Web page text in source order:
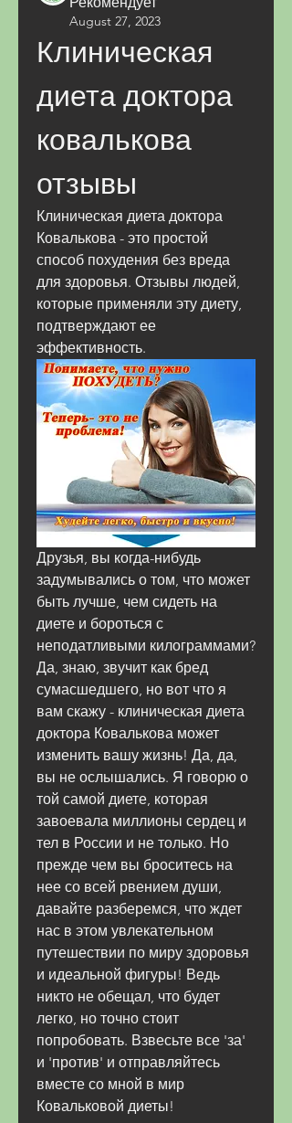
August 27, 2023
Клиническая
диета доктора
ковалькова
отзывы
Клиническая диета доктора
Ковалькова - это простой
способ похудения без вреда
для здоровья. Отзывы людей,
которые применяли эту диету,
подтверждают ее
эффективность.
Друзья, вы когда-нибудь
задумывались о том, что может
быть лучше, чем сидеть на
диете и бороться с
неподатливыми килограммами?
Да, знаю, звучит как бред
сумасшедшего, но вот что я
вам скажу - клиническая диета
доктора Ковалькова может
изменить вашу жизнь! Да, да,
вы не ослышались. Я говорю о
той самой диете, которая
завоевала миллионы сердец и
тел в России и не только. Но
прежде чем вы броситесь на
нее со всей рвением души,
давайте разберемся, что ждет
нас в этом увлекательном
путешествии по миру здоровья
и идеальной фигуры! Ведь
никто не обещал, что будет
легко, но точно стоит
попробовать. Взвесьте все 'за'
и 'против' и отправляйтесь
вместе со мной в мир
Ковальковой диеты!